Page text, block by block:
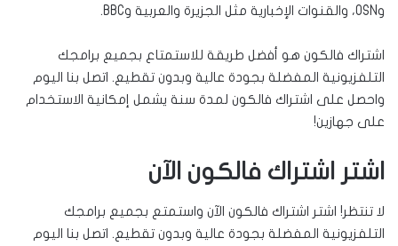
وOSN، والقنوات الإخبارية مثل الجزيرة والعربية وBBC.
اشتراك فالكون هو أفضل طريقة للاستمتاع بجميع برامجك
التلفزيونية المفضلة بجودة عالية وبدون تقطيع. اتصل بنا اليوم
واحصل على اشتراك فالكون لمدة سنة يشمل إمكانية الاستخدام
على جهازين!
اشتر اشتراك فالكون الآن
لا تنتظر! اشتر اشتراك فالكون الآن واستمتع بجميع برامجك
التلفزيونية المفضلة بجودة عالية وبدون تقطيع. اتصل بنا اليوم